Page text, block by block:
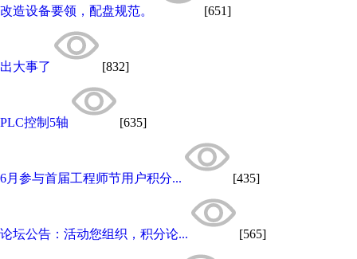
改造设备要领，配盘规范。 [651]
出大事了 [832]
PLC控制5轴 [635]
6月参与首届工程师节用户积分... [435]
论坛公告：活动您组织，积分论... [565]